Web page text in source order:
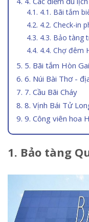
4.1. Bãi tắm
4.2. Check-in
4.3. Bảo tàng
4.4. Chợ đêm
5. Bãi tắm Hòn Gai
6. Núi Bài Thơ -
7. Cầu Bãi Cháy
8. Vịnh Bái Tử
9. Công viên hoa
1. Bảo tàng